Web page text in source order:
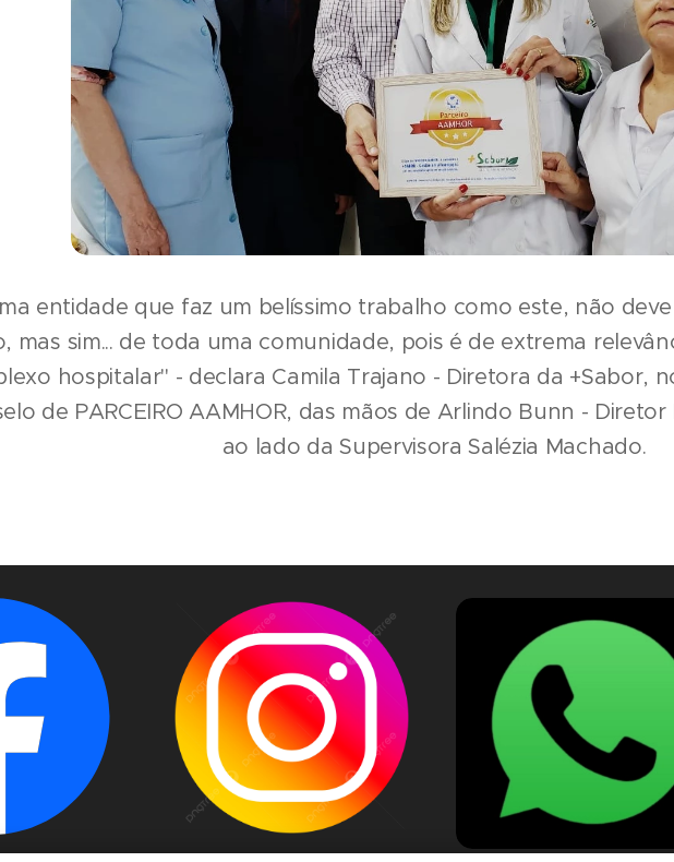
entidade que faz um belíssimo trabalho como este, não
mas sim... de toda uma comunidade, pois é de extrema
hospitalar" - declara Camila Trajano - Diretora da +Sabor,
de PARCEIRO AAMHOR, das mãos de Arlindo Bunn -
ao lado da Supervisora Salézia Machado.